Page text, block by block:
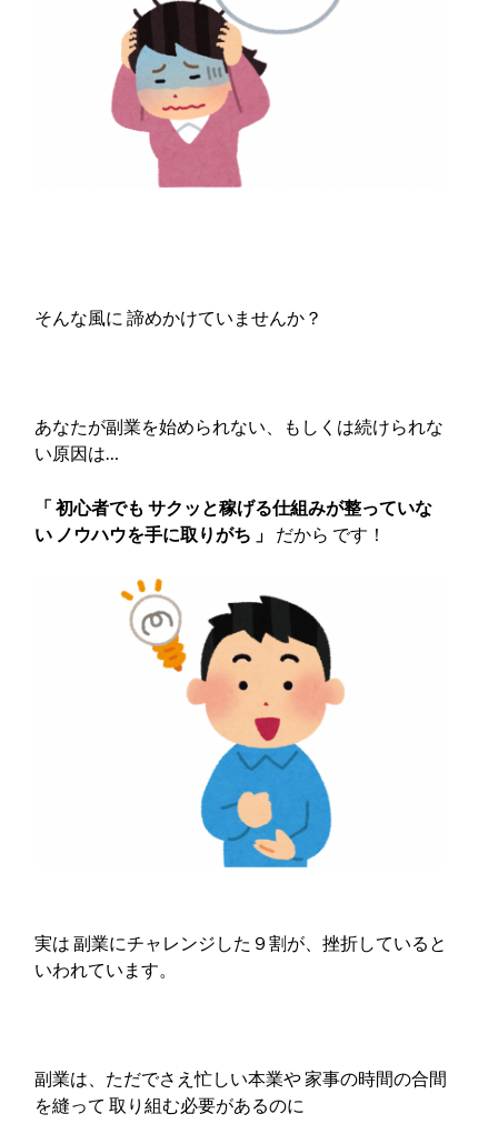
そんな風に 諦めかけていませんか？
あなたが副業を始められない、もしくは続けられな
い原因は…
「 初心者でも サクッと稼げる仕組みが整っていな
い ノウハウを手に取りがち 」
だから です！
実は 副業にチャレンジした９割が、挫折していると
いわれています。
副業は、ただでさえ忙しい本業や 家事の時間の合間
を縫って 取り組む必要があるのに